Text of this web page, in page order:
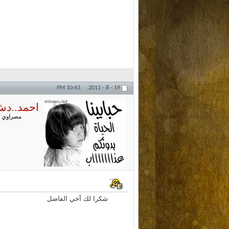
19 - 8 - 2011,
10:43 PM
مصراوي
شكرا لك أخي الفاضل